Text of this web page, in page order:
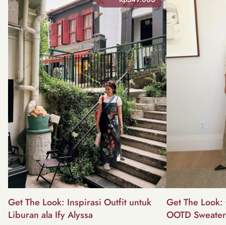
Get The Look: Inspirasi Outfit untuk
Liburan ala Ify Alyssa
Get The
OOTD